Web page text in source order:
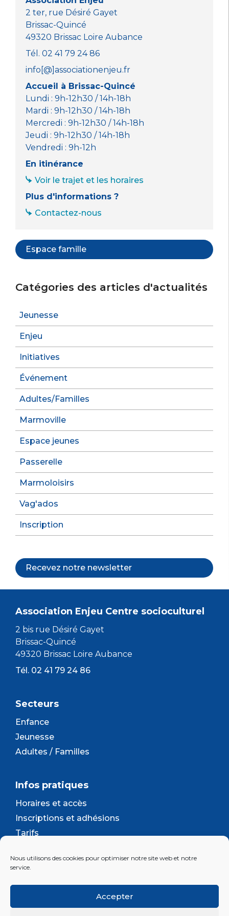
Nous utilisons des cookies pour optimiser notre site web et notre
service.
Accepter
k
2 ter, rue Désiré Gayet
Brissac-Quincé
49320 Brissac Loire Aubance
Tél. 02 41 79 24 86
info[@]associationenjeu.fr
Accueil à Brissac-Quincé
Lundi : 9h-12h30 / 14h-18h
Mardi : 9h-12h30 / 14h-18h
Mercredi : 9h-12h30 / 14h-18h
Jeudi : 9h-12h30 / 14h-18h
Vendredi : 9h-12h
En itinérance
Voir le trajet et les horaires
Plus d'informations ?
Contactez-nous
Espace famille
Catégories des articles d'actualités
Jeunesse
Enjeu
Initiatives
Événement
Adultes/Familles
Marmoville
Espace jeunes
Passerelle
Marmoloisirs
Vag'ados
Inscription
Recevez notre newsletter
Association Enjeu Centre socioculturel
2 bis rue Désiré Gayet
Brissac-Quincé
49320 Brissac Loire Aubance
Tél. 02 41 79 24 86
Secteurs
Enfance
Jeunesse
Adultes / Familles
Infos pratiques
Horaires et accès
Inscriptions et adhésions
Tarifs
Contact
Lettre d’information